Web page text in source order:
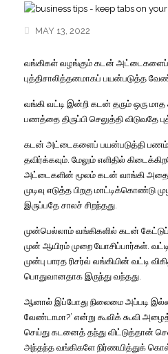
MAY 13, 2022
வங்கிகள் வழங்கும் கடன் அட்டைகளைப்
புத்திசாலித்தனமாகப் பயன்படுத்த
வங்கி வட்டி இன்றி கடன் தரும் ஒரு மாத
பணத்தை திருப்பி செலுத்தி விடுவதே
கடன் அட்டைகளைப் பயன்படுத்தி பணம்
தவிர்க்கவும் மேலும் எளிதில்
அட்டைகளின் மூலம் கடன் வாங்கி
முடிவு எடுத்த பிறகு மாட்டிக்கொண்டு
இருப்பதே சாலச் சிறந்தது
முன்பெல்லாம் வங்கிகளில் கடன் கேட்டுப்
முன் ஆயிரம் முறை யோசிப்பார்கள் வட்டி
முன்பு பாரத ரிசர்வ் வங்கியின் வட்டி
பொதுவானதாக இருந்து வந்தது
ஆனால் இப்போது நிலைமை அப்படி
வேண்டாமா?’ என்று கூவிக் கூவி
செய்து கடனைத் தந்து விட்டுத்தான்
அந்தந்த வங்கிகளே நிர்ணயித்துக்